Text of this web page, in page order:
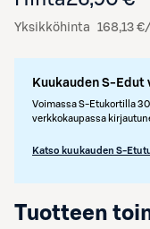
Yksikköhinta 168,13
Kuukauden S-Edut
Voimassa S-Etukortilla
verkkokaupassa
Katso kuukauden S-
Tuotteen